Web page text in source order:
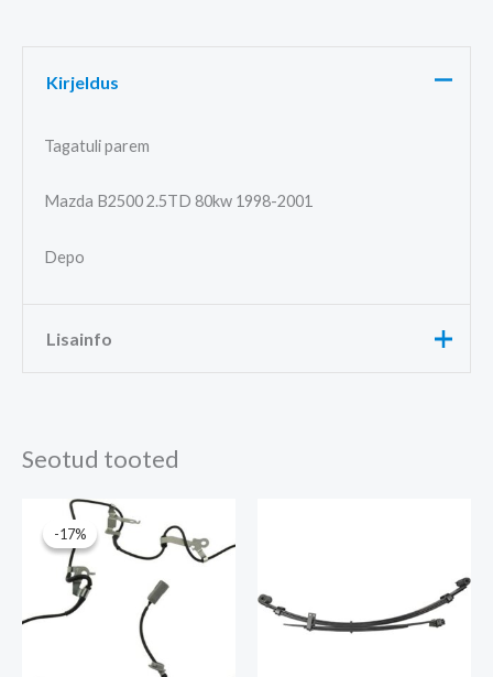
Kirjeldus
Tagatuli parem
Mazda B2500 2.5TD 80kw 1998-2001
Depo
Lisainfo
Mõõtmed
Seotud tooted
-17%
-17%
Algne
hind
oli:
60,00 €.
hind
on:
50,00 €.